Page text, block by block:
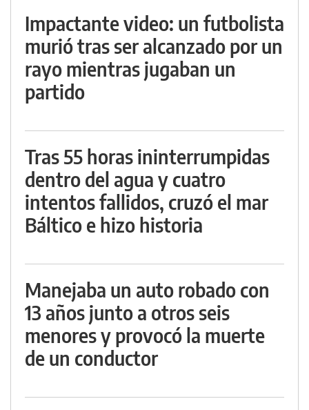
Impactante video: un futbolista
murió tras ser alcanzado por un
rayo mientras jugaban un
partido
Tras 55 horas ininterrumpidas
dentro del agua y cuatro
intentos fallidos, cruzó el mar
Báltico e hizo historia
Manejaba un auto robado con
13 años junto a otros seis
menores y provocó la muerte
de un conductor